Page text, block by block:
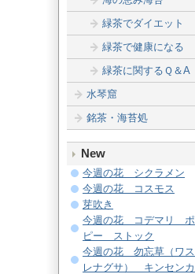
緑茶でダイエット
緑茶で健康になる
緑茶に関するＱ＆A
水琴窟
銘茶・海苔処
New
今週の花 シクラメン
今週の花 コスモス
芽吹き
今週の花 コデマリ ポ
ピー ストック
今週の花 勿忘草（ワス
レナグサ） キンセンカ